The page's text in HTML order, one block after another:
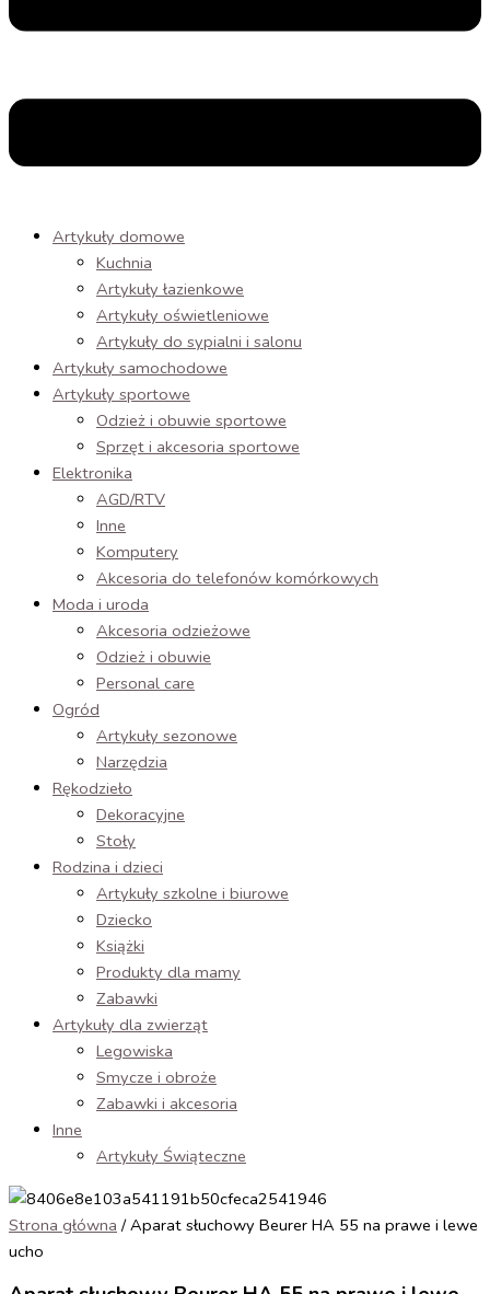
Artykuły domowe
Kuchnia
Artykuły łazienkowe
Artykuły oświetleniowe
Artykuły do sypialni i salonu
Artykuły samochodowe
Artykuły sportowe
Odzież i obuwie sportowe
Sprzęt i akcesoria sportowe
Elektronika
AGD/RTV
Inne
Komputery
Akcesoria do telefonów komórkowych
Moda i uroda
Akcesoria odzieżowe
Odzież i obuwie
Personal care
Ogród
Artykuły sezonowe
Narzędzia
Rękodzieło
Dekoracyjne
Stoły
Rodzina i dzieci
Artykuły szkolne i biurowe
Dziecko
Książki
Produkty dla mamy
Zabawki
Artykuły dla zwierząt
Legowiska
Smycze i obroże
Zabawki i akcesoria
Inne
Artykuły Świąteczne
Strona główna / Aparat słuchowy Beurer HA 55 na prawe i lewe
ucho